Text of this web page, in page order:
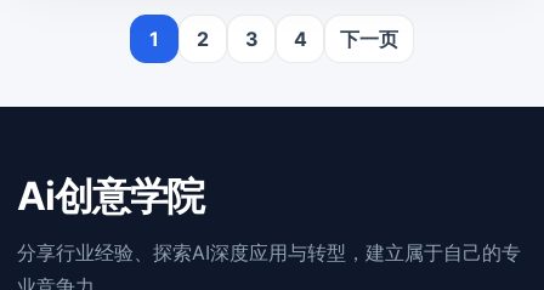
1 2 3 4 下一页
Ai创意学院
分享行业经验、探索AI深度应用与转型，建立属于自己的专